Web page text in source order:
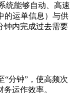
统能够自动、高速
的运单信息）与供
钟内完成过去需要
“分钟”，使高频次
运作效率。